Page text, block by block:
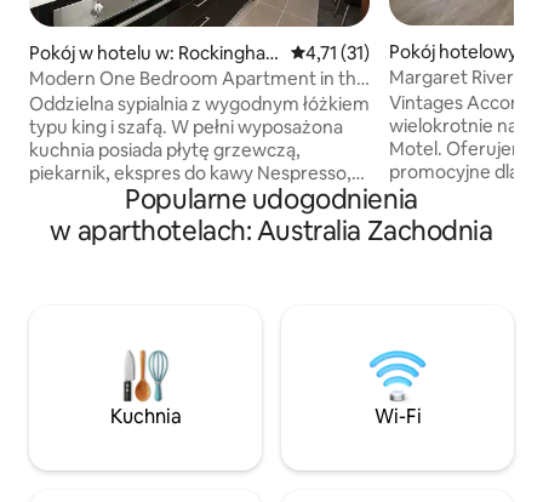
Pokój w hotelu w: Rockingha
m
Średnia ocena: 4,71 na 5,
4,71 (31)
Modern One Bedroom Apartment in the
Heart of Rockingham
Oddzielna sypialnia z wygodnym łóżkiem
typu king i szafą. W pełni wyposażona
kuchnia posiada płytę grzewczą,
piekarnik, ekspres do kawy Nespresso,
pełnowymiarową lodówkę i stół do
jadalni, a w części dziennej znajduje się
wygodna sofa, stolik kawowy i biurko.
przestronny balkon. Dodatkowa opłata
za rozkładaną sofę: 40 USD za noc
Wielkość pokoju: 50 m² – dla
maksymalnie 3 osób
Pokój hotelowy
ver
Margaret River
Queen Triple
Vintages
wielokrotnie
Motel.
promocyjne dla
Queen Triple
urządzonego i
sercu Margaret
Vintages
ulicę z pięknego
rezerwatu
najlepszą pozycję
Popularne udogodnienia
w aparthotelach: Australia Zachodnia
Kuchnia Wi-Fi